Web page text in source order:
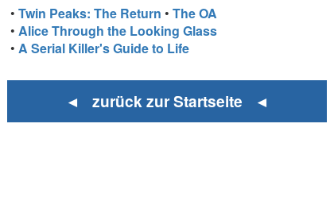
•Twin Peaks: The Return •The OA
•Alice Through the Looking Glass
•A Serial Killer's Guide to Life
◄ zurück zur Startseite ◄